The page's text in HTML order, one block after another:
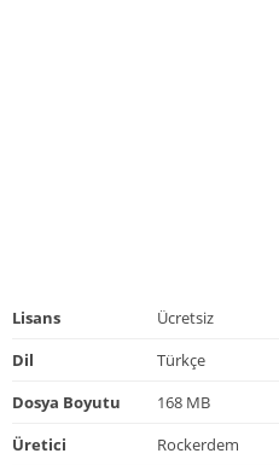
Lisans
Ücretsiz
Dil
Türkçe
Dosya Boyutu
168 MB
Üretici
Rockerdem